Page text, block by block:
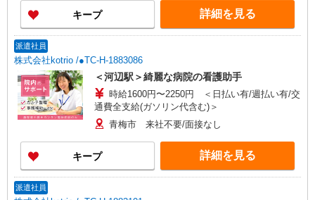
キープ 詳細を見る
派遣社員
株式会社kotrio /●TC-H-1883086
＜河辺駅＞綺麗な病院の看護助手
時給1600円〜2250円 ＜日払い有/週払い有/交
通費全支給(ガソリン代含む)＞
青梅市 来社不要/面接なし
キープ 詳細を見る
派遣社員